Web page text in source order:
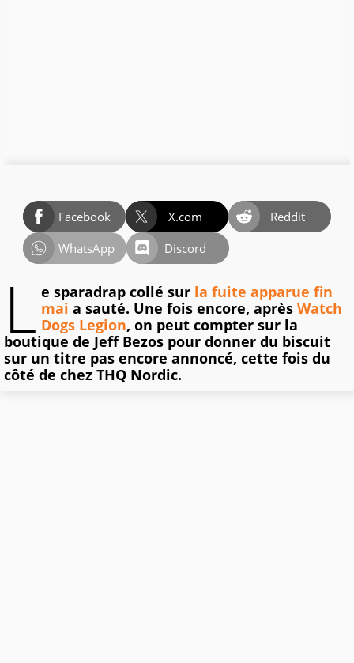
Facebook X.com
Reddit
WhatsApp
Discord
L e sparadrap collé sur la fuite apparue fin
mai a sauté. Une fois encore, après Watch
Dogs Legion, on peut compter sur la
boutique de Jeff Bezos pour donner du biscuit
sur un titre pas encore annoncé, cette fois du
côté de chez THQ Nordic.